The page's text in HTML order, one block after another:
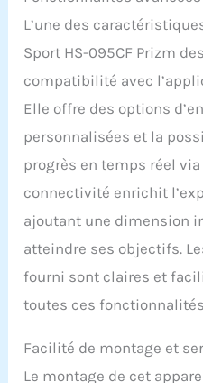
Si
la
L’une des
Sport HS-095CF Prizm
compatibilité avec
Elle offre des options
personnalisées et la
progrès en temps réel
connectivité enrichit
ajoutant une dimension
atteindre ses objectifs.
fourni sont claires et
toutes ces
Facilité de montage et
Le montage de cet